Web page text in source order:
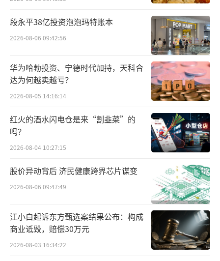
入内”标识。
一前一后两条新闻，被网友解读为“宠物
友好模式”在餐饮和商场两大领域的全面溃
退。
饮巨头，一家是多年标杆式人宠友好商场，如
果这两家企业都搞不定“宠物友好”，怕是没
有哪家企业能玩得转了。
就在海底捞们落荒而逃之时，国内景区却
一反常态，纷纷排队猛扎进“宠物友好”领
域。
这一现象并不意外。
段永平38亿投资泡泡玛特账本
2026-08-06 09:42:56
华为哈勃投资、宁德时代加持，天科合
达为何越卖越亏？
2026-08-05 14:16:14
红火的酒水闪电仓是来“割韭菜”的
吗？
2026-08-04 10:27:15
股价异动背后 济民健康跨界芯片谋变
2026-08-06 09:47:49
江小白起诉东方甄选案结果公布：构成
商业诋毁，赔偿30万元
2026-08-03 16:34:22